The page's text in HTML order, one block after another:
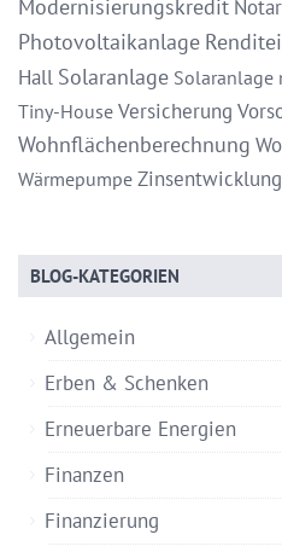
Photovoltaikanlage
Hall Solaranlage Solaranlage
Tiny-HouseVersicherung
Wohnflächenberechnung
WärmepumpeZinsentwicklung
BLOG-KATEGORIEN
Allgemein
Erben & Schenken
Erneuerbare Energien
Finanzen
Finanzierung